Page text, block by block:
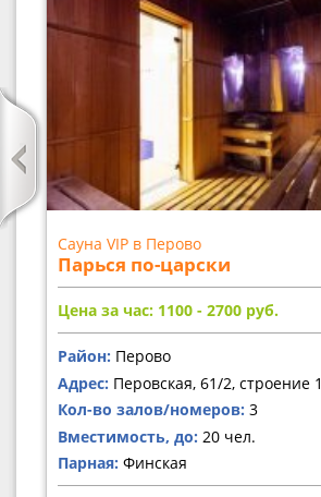
Сауна VIP в Перово
Парься по-царски
Цена за час: 1100 - 2700 руб.
Район: Перово
Адрес: Перовская, 61/2, строение 1
Кол-во залов/номеров: 3
Вместимость, до: 20 чел.
Парная: Финская